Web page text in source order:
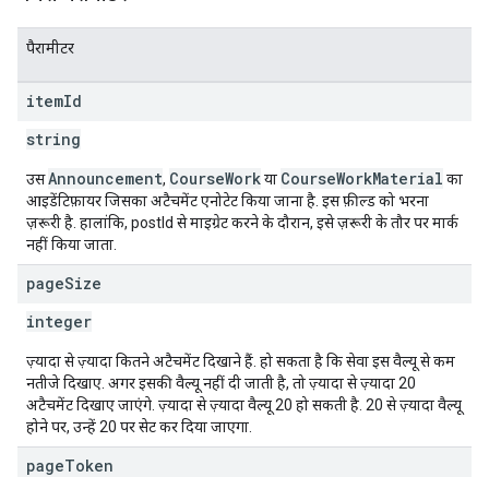
पैरामीटर
itemId
string
उसAnnouncement, CourseWorkया CourseWorkMaterial का
आइडेंटिफ़ायर जिसका अटैचमेंट एनोटेट किया जाना है. इस फ़ील्ड को भरना
ज़रूरी है. हालांकि, postId से माइग्रेट करने के दौरान, इसे ज़रूरी के तौर पर मार्क
नहीं किया जाता.
pageSize
integer
ज़्यादा से ज़्यादा कितने अटैचमेंट दिखाने हैं. हो सकता है कि सेवा इस वैल्यू से कम
नतीजे दिखाए. अगर इसकी वैल्यू नहीं दी जाती है, तो ज़्यादा से ज़्यादा 20
अटैचमेंट दिखाए जाएंगे. ज़्यादा से ज़्यादा वैल्यू 20 हो सकती है. 20 से ज़्यादा वैल्यू
होने पर, उन्हें 20 पर सेट कर दिया जाएगा.
pageToken